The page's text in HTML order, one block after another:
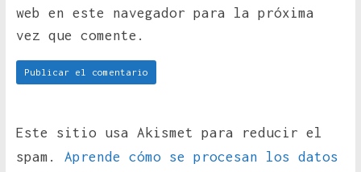
web en este navegador para la próxima
vez que comente.
Este sitio usa Akismet para reducir el
spam. Aprende cómo se procesan los datos